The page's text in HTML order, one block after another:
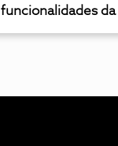
funcionalidades da